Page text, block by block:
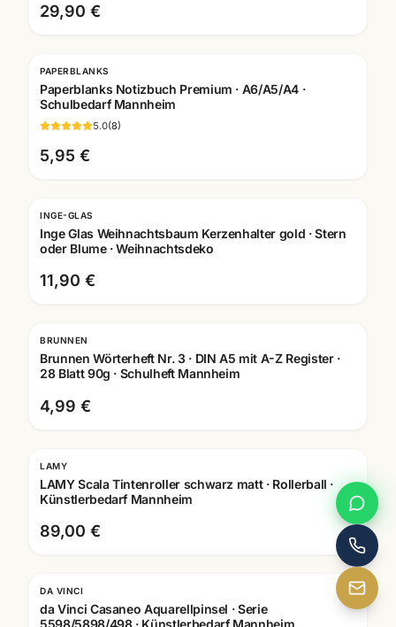
29,90 €
PAPERBLANKS
Paperblanks Notizbuch Premium · A6/A5/A4 ·
Schulbedarf Mannheim
5.0(8)
5,95 €
INGE-GLAS
Inge Glas Weihnachtsbaum Kerzenhalter gold · Stern
oder Blume · Weihnachtsdeko
11,90 €
BRUNNEN
Brunnen Wörterheft Nr. 3 · DIN A5 mit A-Z Register ·
28 Blatt 90g · Schulheft Mannheim
4,99 €
Gravur
LAMY
LAMY Scala Tintenroller schwarz matt · Rollerball ·
Künstlerbedarf Mannheim
89,00 €
DA VINCI
da Vinci Casaneo Aquarellpinsel · Serie